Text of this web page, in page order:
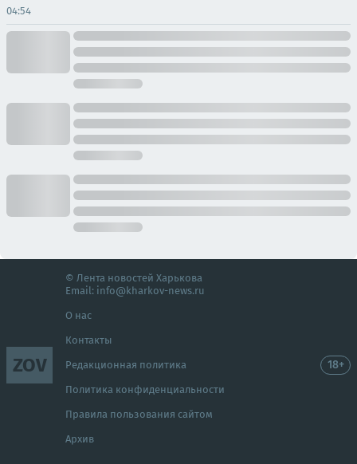
04:54
ZOV
© Лента новостей Харькова
Email: info@kharkov-news.ru
О нас
Контакты
Редакционная политика
Политика конфиденциальности
Правила пользования сайтом
Архив
18+